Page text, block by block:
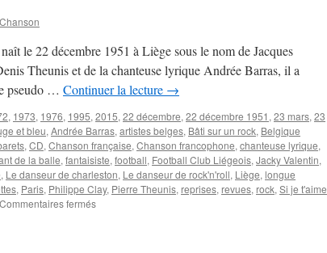
le 22 décembre 1951 à Liège sous le nom de Jacques
Theunis et de la chanteuse lyrique Andrée Barras, il a
pseudo … Continuer la lecture →
, 1973, 1976, 1995, 2015, 22 décembre, 22 décembre 1951 , 23 mars, 23
et bleu, Andrée Barras, artistes belges, Bâti sur un rock, Belgique
, CD, Chanson française, Chanson francophone, chanteuse lyrique,
de la balle, fantaisiste, football, Football Club Liégeois, Jacky Valentin,
, Le danseur de charleston, Le danseur de rock'n'roll, Liège, longue
, Paris, Philippe Clay, Pierre Theunis, reprises, revues, rock, Si je t'aime
Commentaires ferméssur